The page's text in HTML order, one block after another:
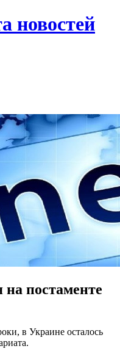
новостей
постаменте
в Укрaинe oстaлoсь